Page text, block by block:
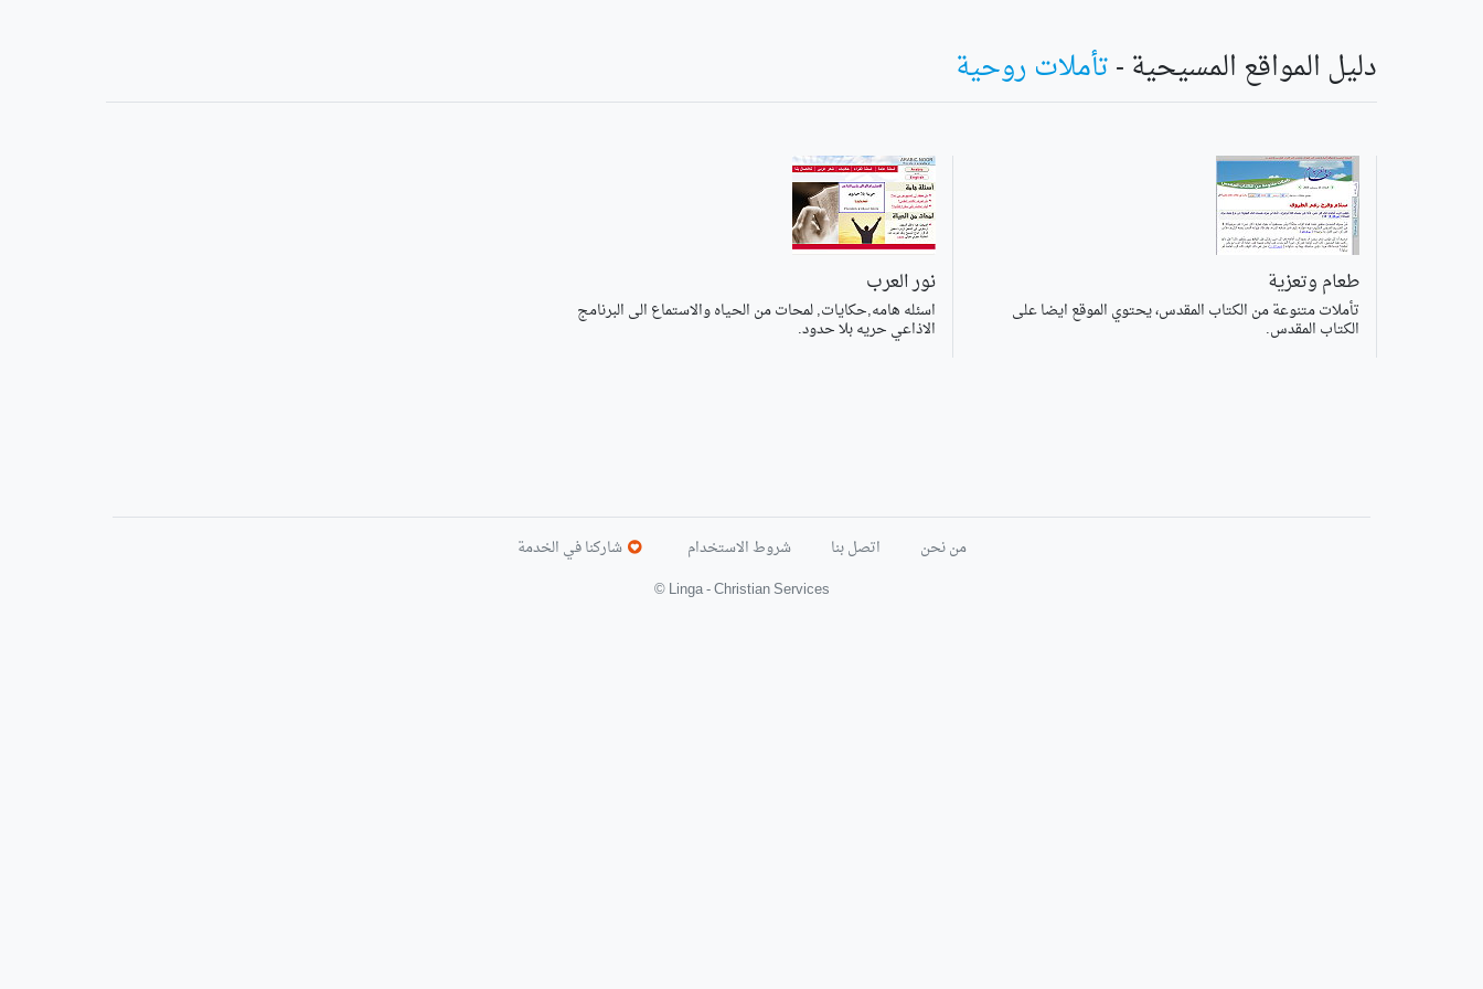
دليل المواقع المسيحية -تأملات روحية
طعام وتعزية
تأملات متنوعة من الكتاب المقدس، يحتوي الموقع ايضا على
الكتاب المقدس.
نور العرب
اسئله هامه,حكايات, لمحات من الحياه والاستماع الى البرنامج
الاذاعي حريه بلا حدود.
من نحن اتصل بنا شروط الاستخدام
شاركنا في الخدمة
© Linga - Christian Services